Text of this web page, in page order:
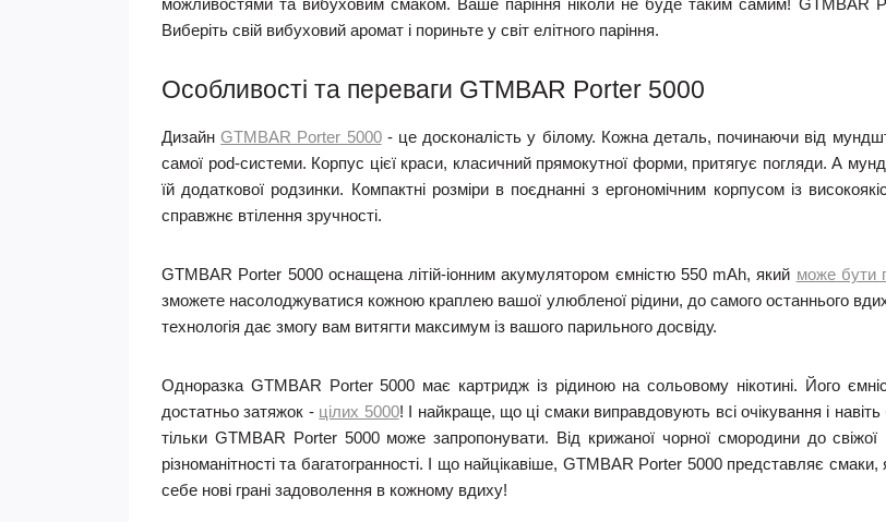
можливостями та вибуховим смаком. Ваше паріння ніколи не буде таким самим! GTMBAR
Виберіть свій вибуховий аромат і пориньте у світ елітного паріння.
Особливості та переваги GTMBAR Porter 5000
ДизайнGTMBAR Porter 5000- це досконалість у білому. Кожна деталь, починаючи від
самої pod-системи. Корпус цієї краси, класичний прямокутної форми, притягує погляди. А
їй додаткової родзинки. Компактні розміри в поєднанні з ергономічним корпусом із
справжнє втілення зручності.
GTMBAR Porter 5000 оснащена літій-іонним акумулятором ємністю 550 mAh, який може бути
зможете насолоджуватися кожною краплею вашої улюбленої рідини, до самого останнього
технологія дає змогу вам витягти максимум із вашого парильного досвіду.
Одноразка GTMBAR Porter 5000 має картридж із рідиною на сольовому нікотині. Його
достатньо затяжок - цілих 5000! І найкраще, що ці смаки виправдовують всі очікування і
тільки GTMBAR Porter 5000 може запропонувати. Від крижаної чорної смородини до
різноманітності та багатогранності. І що найцікавіше, GTMBAR Porter 5000 представляє
себе нові грані задоволення в кожному вдиху!